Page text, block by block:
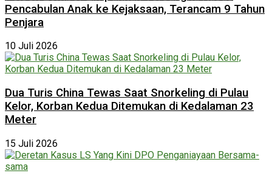
Pencabulan Anak ke Kejaksaan, Terancam 9 Tahun
Penjara
10 Juli 2026
Dua Turis China Tewas Saat Snorkeling di Pulau
Kelor, Korban Kedua Ditemukan di Kedalaman 23
Meter
15 Juli 2026